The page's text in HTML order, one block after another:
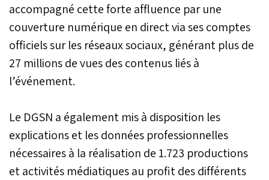
accompagné cette forte affluence par une
couverture numérique en direct via ses comptes
officiels sur les réseaux sociaux, générant plus de
27 millions de vues des contenus liés à
l’événement.
Le DGSN a également mis à disposition les
explications et les données professionnelles
nécessaires à la réalisation de 1.723 productions
et activités médiatiques au profit des différents